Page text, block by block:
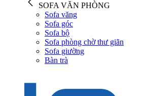
SOFA VĂN PHÒNG
Sofa văng
Sofa góc
Sofa bộ
Sofa phòng chờ thư giãn
Sofa giường
Bàn trà